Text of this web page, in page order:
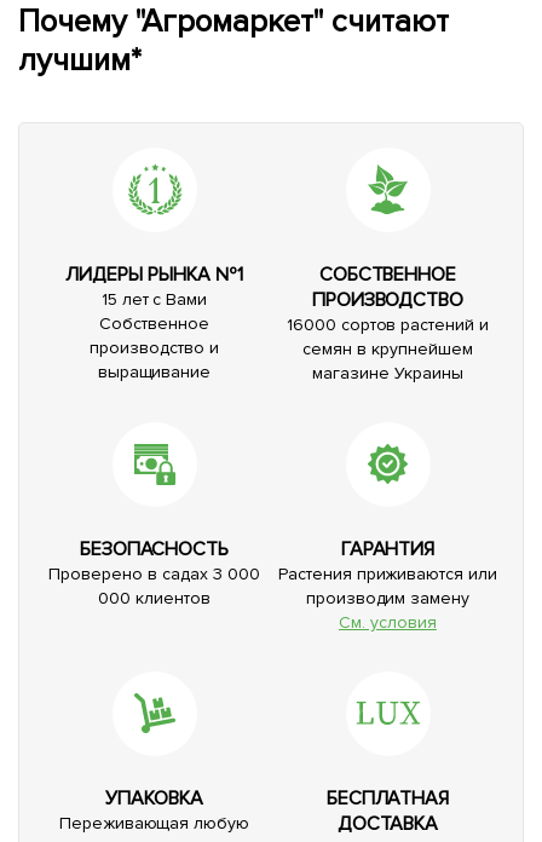
Почему "Агромаркет" считают
лучшим*
ЛИДЕРЫ РЫНКА №1
15 лет с Вами
Собственное
производство и
выращивание
СОБСТВЕННОЕ
ПРОИЗВОДСТВО
16000 сортов растений и
семян в крупнейшем
магазине Украины
БЕЗОПАСНОСТЬ
Проверено в садах 3 000
000 клиентов
ГАРАНТИЯ
Растения приживаются или
производим замену
См. условия
УПАКОВКА
Переживающая любую
БЕСПЛАТНАЯ
ДОСТАВКА